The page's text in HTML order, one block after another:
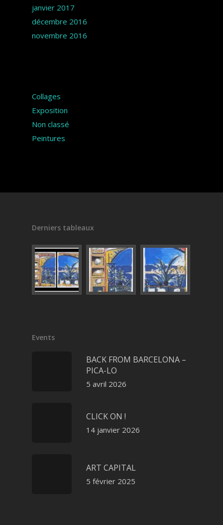
janvier 2017
décembre 2016
novembre 2016
Collages
Exposition
Non classé
Peintures
Derniers tableaux
Events
BACK FROM BARCELONA –
PICA-LO
5 avril 2026
CLICK ON !
14 janvier 2026
ART CAPITAL
5 février 2025